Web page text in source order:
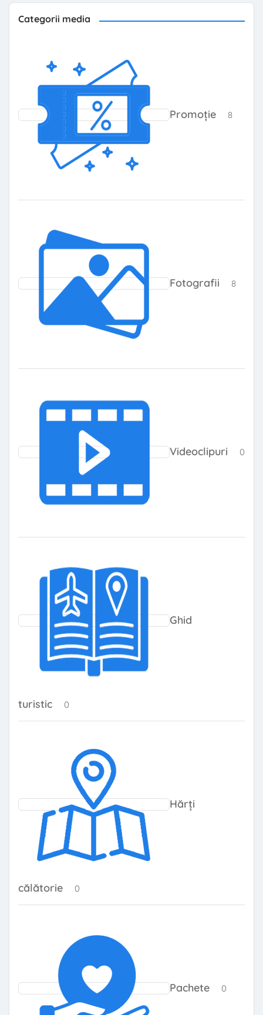
Categorii media
Promoție 8
Fotografii 8
Videoclipuri 0
Ghid
turistic 0
Hărți
călătorie 0
Pachete 0